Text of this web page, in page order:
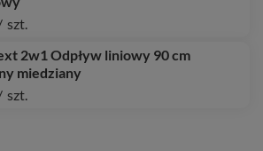
szt.
2w1 Odpływ liniowy 90 cm
miedziany
szt.